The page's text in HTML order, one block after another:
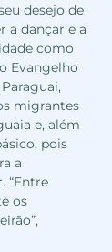
desejo de
a dançar e a
como
Evangelho
migrantes
e, além
pois
a
“Entre
os